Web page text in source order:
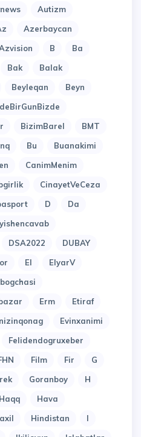
Autizm
Azerbaycan
B
Ba
Bak
Balak
Beyleqan
Beyn
BizimBarel
BMT
Bu
Buanakimi
CanimMenim
CinayetVeCeza
D
Da
DSA2022
DUBAY
El
ElyarV
Erm
Etiraf
Evinxanimi
Felidendogruxeber
Film Fir
G
Goranboy
H
Haqq
Hava
Hindistan
I